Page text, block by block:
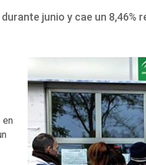
junio y cae un 8,46%
en